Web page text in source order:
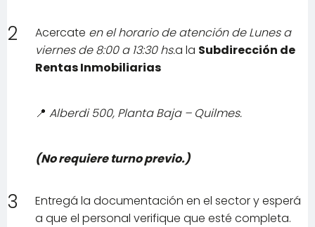
2 Acercate en el horario de atención de Lunes a
viernes de 8:00 a 13:30 hs.a la Subdirección de
Rentas Inmobiliarias
📍 Alberdi 500, Planta Baja – Quilmes.
(No requiere turno previo.)
3
Entregá la documentación en el sector y esperá
a que el personal verifique que esté completa.